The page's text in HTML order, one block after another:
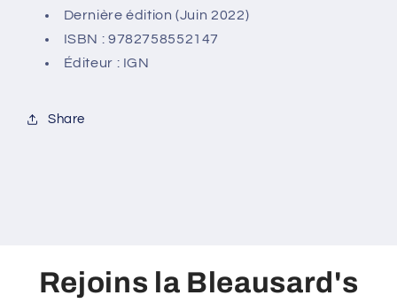
Dernière édition (Juin 2022)
ISBN : 9782758552147
Éditeur : IGN
Share
Rejoins la Bleausard's